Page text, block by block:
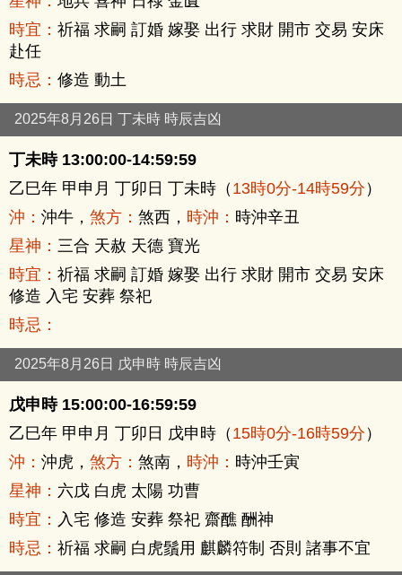
時宜： 祈福 求嗣 訂婚 嫁娶 出行 求財 開市 交易 安床
赴任
時忌： 修造 動土
2025年8月26日 丁未時 時辰吉凶
丁未時 13:00:00-14:59:59
乙巳年 甲申月 丁卯日 丁未時（13時0分-14時59分）
沖： 沖牛， 煞方： 煞西， 時沖： 時沖辛丑
星神： 三合 天赦 天德 寶光
時宜： 祈福 求嗣 訂婚 嫁娶 出行 求財 開市 交易 安床
修造 入宅 安葬 祭祀
時忌：
2025年8月26日 戊申時 時辰吉凶
戊申時 15:00:00-16:59:59
乙巳年 甲申月 丁卯日 戊申時（15時0分-16時59分）
沖： 沖虎， 煞方： 煞南， 時沖： 時沖壬寅
星神： 六戊 白虎 太陽 功曹
時宜： 入宅 修造 安葬 祭祀 齋醮 酬神
時忌： 祈福 求嗣 白虎鬚用 麒麟符制 否則 諸事不宜